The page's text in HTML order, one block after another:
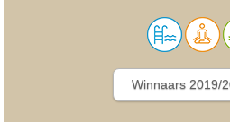
Winnaars 2019/